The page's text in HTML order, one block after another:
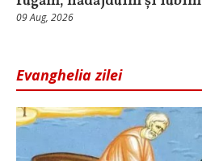
09 Aug, 2026
Evanghelia zilei